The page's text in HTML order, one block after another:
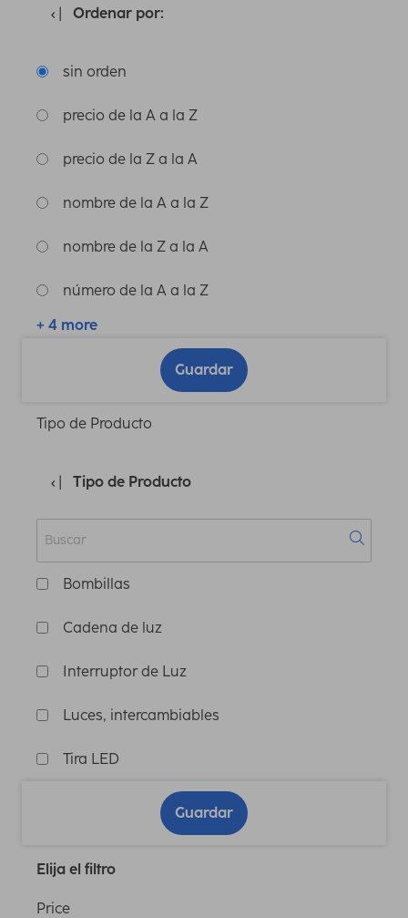
Ordenar por:
sin orden
precio de la A a la Z
precio de la Z a la A
nombre de la A a la Z
nombre de la Z a la A
número de la A a la Z
+ 4 more
Guardar
Tipo de Producto
Tipo de Producto
Bombillas
Cadena de luz
Interruptor de Luz
Luces, intercambiables
Tira LED
Guardar
Elija el filtro
Price